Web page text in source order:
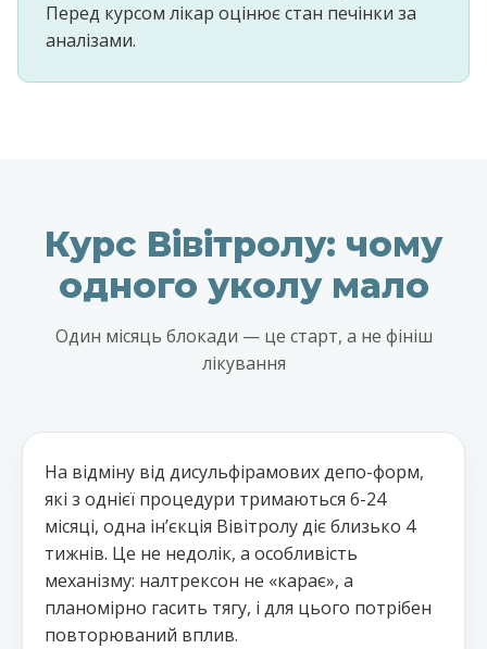
Перед курсом лікар оцінює стан печінки за
аналізами.
Курс Вівітролу: чому
одного уколу мало
Один місяць блокади — це старт, а не фініш
лікування
На відміну від дисульфірамових депо-форм,
які з однієї процедури тримаються 6-24
місяці, одна інʼєкція Вівітролу діє близько 4
тижнів. Це не недолік, а особливість
механізму: налтрексон не «карає», а
планомірно гасить тягу, і для цього потрібен
повторюваний вплив.